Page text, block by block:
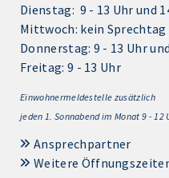
Dienstag: 9 - 13 Uhr und
Mittwoch: kein Sprechtag
Donnerstag: 9 - 13 Uhr
Freitag: 9 - 13 Uhr
Einwohnermeldestelle zusätzlich
jeden 1. Sonnabend im Monat 9 - 12
Ansprechpartner
Weitere